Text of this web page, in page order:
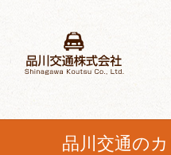
品川交通の